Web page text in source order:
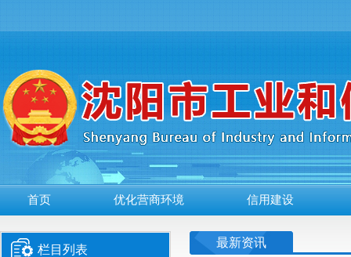
首页 优化营商环境 信用建设
栏目列表
最新资讯